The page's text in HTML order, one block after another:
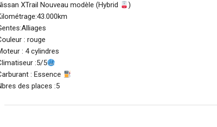
XTrail Nouveau modèle (Hybrid
)
: rouge
: 4 cylindres
:5/5
: Essence
des places :5